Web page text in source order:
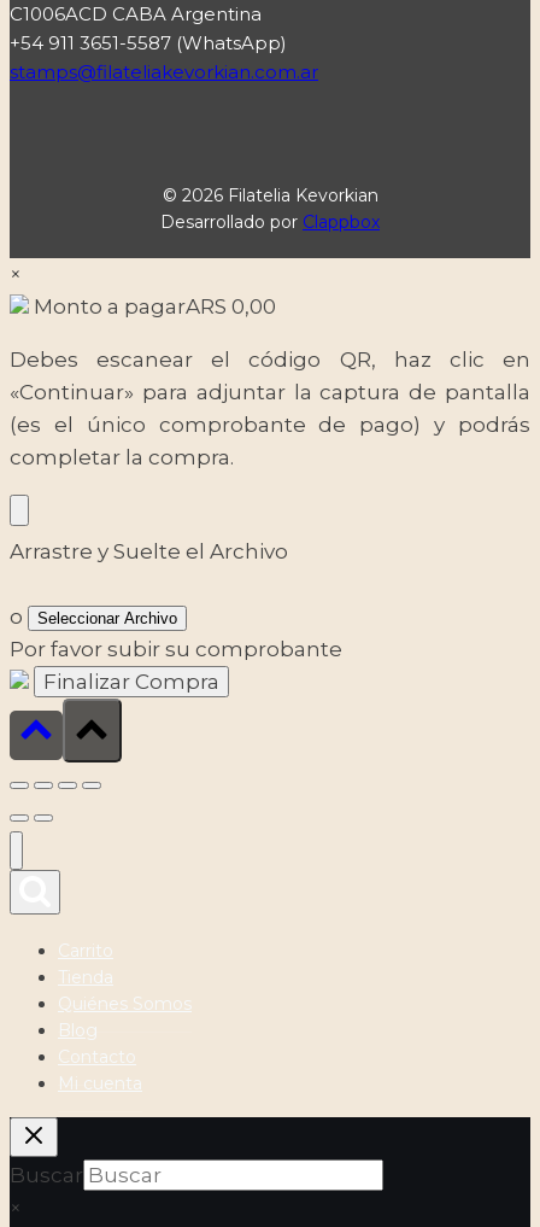
C1006ACD CABA Argentina
+54 911 3651-5587 (WhatsApp)
stamps@filateliakevorkian.com.ar
© 2026 Filatelia Kevorkian
Desarrollado por Clappbox
×
Monto a pagarARS 0,00
Debes escanear el código QR, haz clic en
«Continuar» para adjuntar la captura de pantalla
(es el único comprobante de pago) y podrás
completar la compra.
Arrastre y Suelte el Archivo
o Seleccionar Archivo
Por favor subir su comprobante
Carrito
Tienda
Quiénes Somos
Blog
Contacto
Mi cuenta
Buscar
×